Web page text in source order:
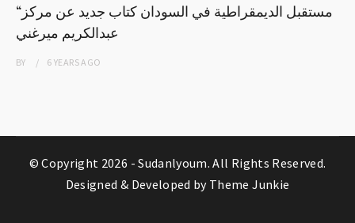
“مستقبل الديمقراطية في السودان كتاب جديد عن مركز
عبدالكريم ميرغني
BY 6 YEARSAGO
© Copyright 2026 -Sudanlyoum. All Rights Reserved.
Designed & Developed by Theme Junkie